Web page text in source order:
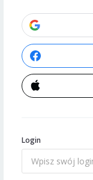
Login